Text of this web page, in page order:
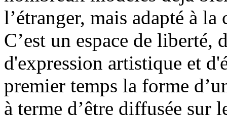
l’étranger, mais adapté à
C’est un espace de liberté,
d'expression artistique et
premier temps la forme
à terme d’être diffusée